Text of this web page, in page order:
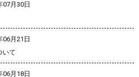
07月30日
06月21日
いて
06月18日